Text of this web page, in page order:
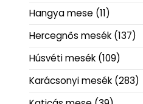
Hangya mese (11)
Hercegnős mesék (137)
Húsvéti mesék (109)
Karácsonyi mesék (283)